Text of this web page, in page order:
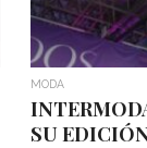
MODA
SU